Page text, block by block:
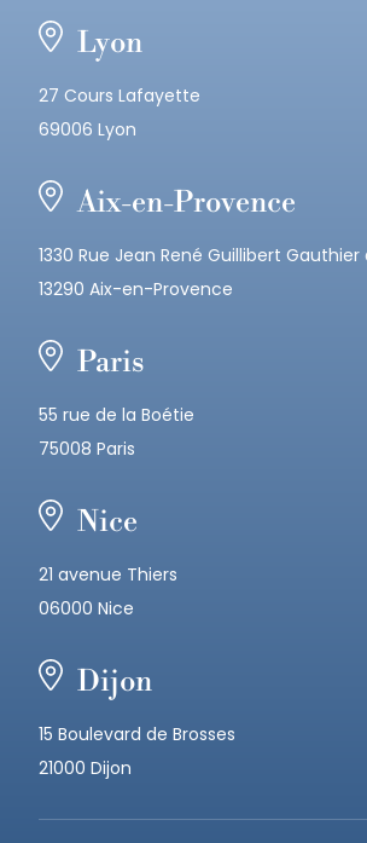
Lyon
27 Cours Lafayette
69006 Lyon
Aix-en-Provence
1330 Rue Jean René Guillibert Gauthier
13290 Aix-en-Provence
Paris
55 rue de la Boétie
75008 Paris
Nice
21 avenue Thiers
06000 Nice
Dijon
15 Boulevard de Brosses
21000 Dijon